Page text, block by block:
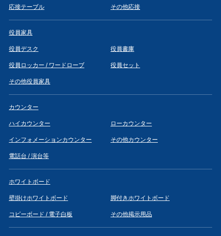
応接テーブル その他応接
役員家具
役員デスク 役員書庫
役員ロッカー / ワードローブ 役員セット
その他役員家具
カウンター
ハイカウンター ローカウンター
インフォメーションカウンター その他カウンター
電話台 / 演台等
ホワイトボード
壁掛けホワイトボード 脚付きホワイトボード
コピーボード / 電子白板 その他掲示用品